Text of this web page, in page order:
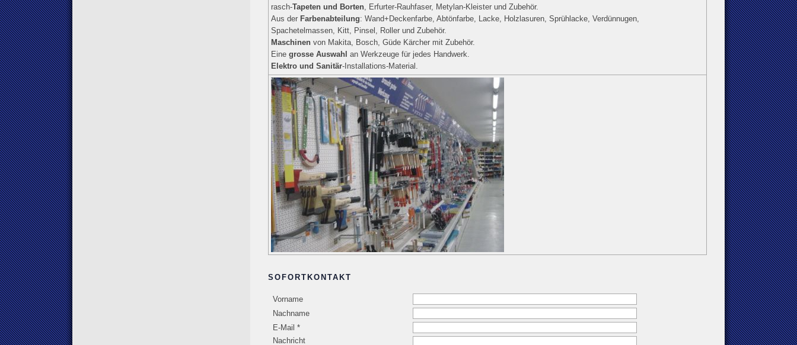
rasch-Tapeten und Borten, Erfurter-Rauhfaser, Metylan-Kleister und Zubehör.
Aus der Farbenabteilung: Wand+Deckenfarbe, Abtönfarbe, Lacke, Holzlasuren, Sprühlacke, Verdünnugen,
Spachetelmassen, Kitt, Pinsel, Roller und Zubehör.
Maschinen von Makita, Bosch, Güde Kärcher mit Zubehör.
Eine grosse Auswahl an Werkzeuge für jedes Handwerk.
Elektro und Sanitär-Installations-Material.
SOFORTKONTAKT
Vorname
Nachname
E-Mail *
Nachricht